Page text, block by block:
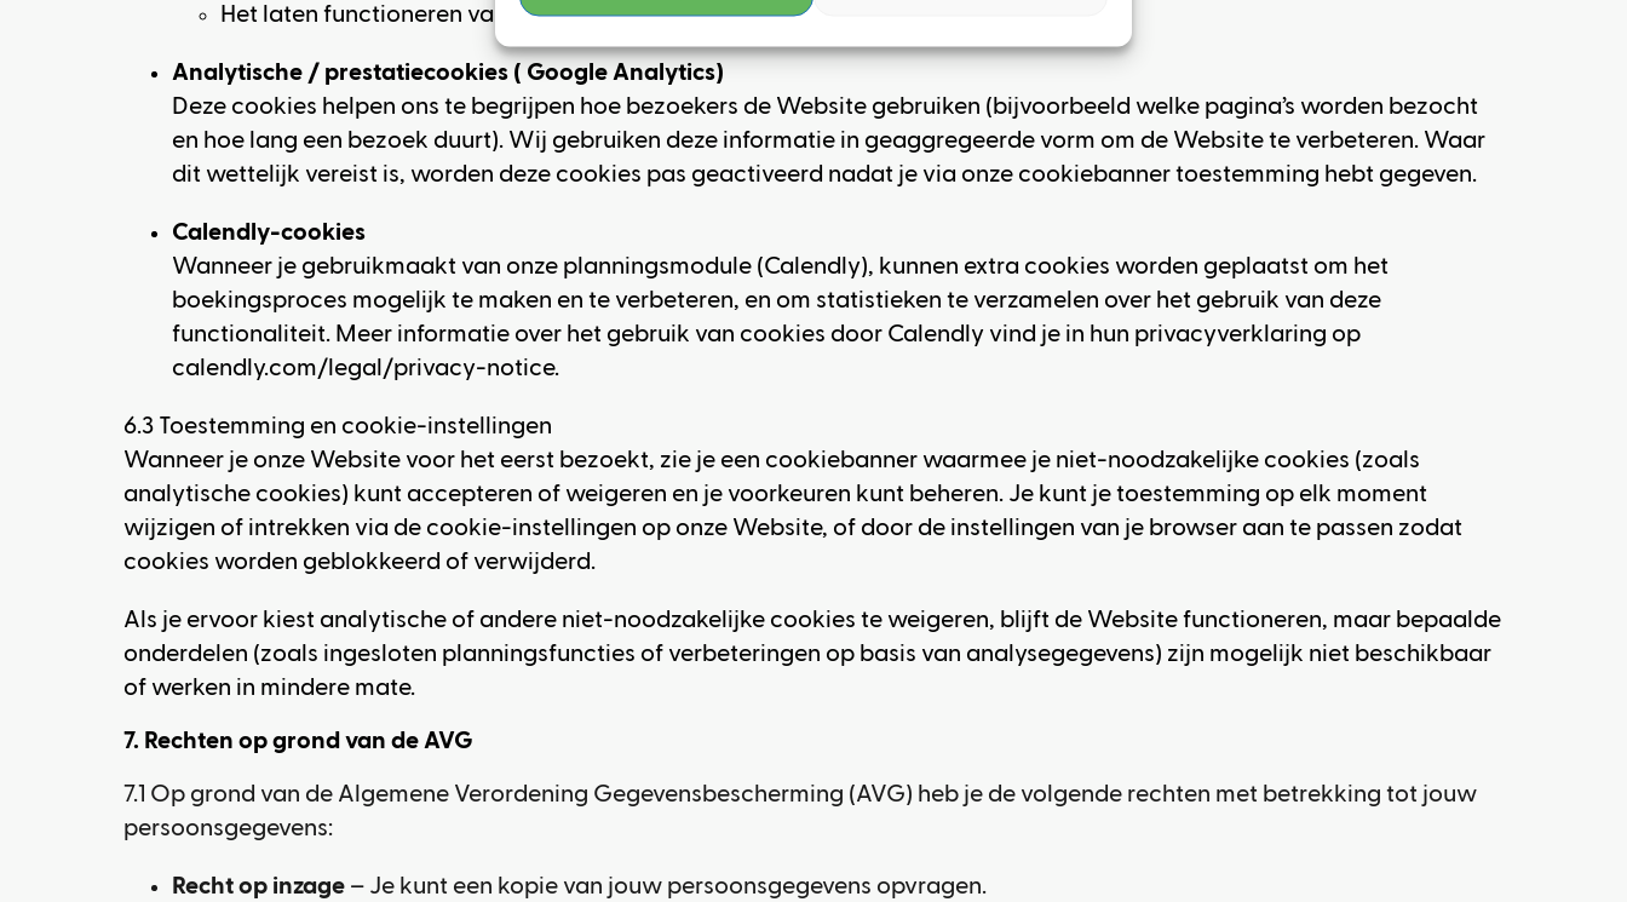
Het laten functioneren van de afsprakenmodule (Calendly).
Analytische / prestatiecookies ( Google Analytics)
Deze cookies helpen ons te begrijpen hoe bezoekers de Website gebruiken (bijvoorbeeld welke pagina’s worden bezocht
en hoe lang een bezoek duurt). Wij gebruiken deze informatie in geaggregeerde vorm om de Website te verbeteren. Waar
dit wettelijk vereist is, worden deze cookies pas geactiveerd nadat je via onze cookiebanner toestemming hebt gegeven.
Calendly-cookies
Wanneer je gebruikmaakt van onze planningsmodule (Calendly), kunnen extra cookies worden geplaatst om het
boekingsproces mogelijk te maken en te verbeteren, en om statistieken te verzamelen over het gebruik van deze
functionaliteit. Meer informatie over het gebruik van cookies door Calendly vind je in hun privacyverklaring op
calendly.com/legal/privacy-notice.
6.3 Toestemming en cookie-instellingen
Wanneer je onze Website voor het eerst bezoekt, zie je een cookiebanner waarmee je niet-noodzakelijke cookies (zoals
analytische cookies) kunt accepteren of weigeren en je voorkeuren kunt beheren. Je kunt je toestemming op elk moment
wijzigen of intrekken via de cookie-instellingen op onze Website, of door de instellingen van je browser aan te passen zodat
cookies worden geblokkeerd of verwijderd.
Als je ervoor kiest analytische of andere niet-noodzakelijke cookies te weigeren, blijft de Website functioneren, maar bepaalde
onderdelen (zoals ingesloten planningsfuncties of verbeteringen op basis van analysegegevens) zijn mogelijk niet beschikbaar
of werken in mindere mate.
7. Rechten op grond van de AVG
7.1 Op grond van de Algemene Verordening Gegevensbescherming (AVG) heb je de volgende rechten met betrekking tot jouw
persoonsgegevens:
Recht op inzage – Je kunt een kopie van jouw persoonsgegevens opvragen.